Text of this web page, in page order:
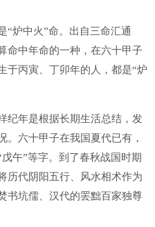
“炉中火”命。出自三命汇通
命中年命的一种，在六十甲子
于丙寅、丁卯年的人，都是“炉
纪年是根据长期生活总结，发
。六十甲子在我国夏代已有，
午”等字。到了春秋战国时期
历代阴阳五行、风水相术作为
书坑儒、汉代的罢黜百家独尊